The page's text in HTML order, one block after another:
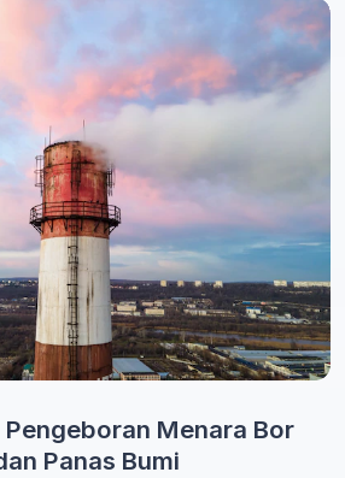
Menara Bor
Panas Bumi